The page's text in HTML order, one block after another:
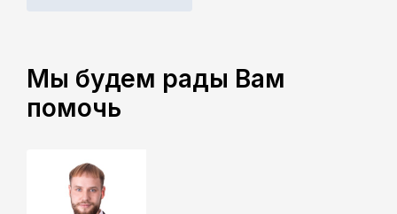
Мы будем рады Вам
помочь